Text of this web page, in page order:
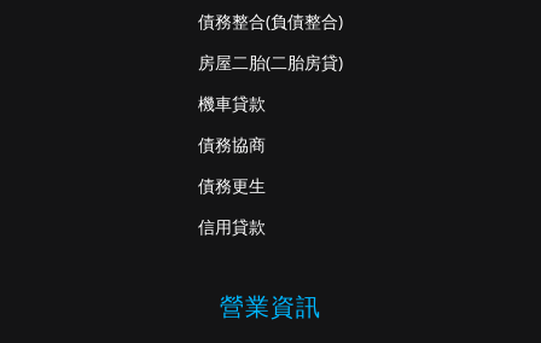
債務整合(負債整合)
房屋二胎(二胎房貸)
機車貸款
債務協商
債務更生
信用貸款
營業資訊